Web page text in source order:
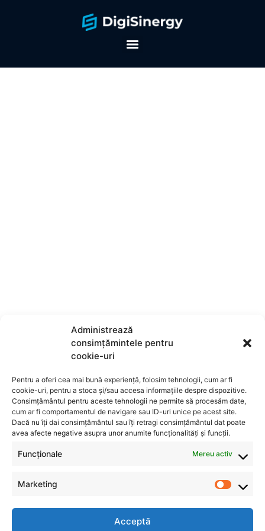
Administrează
consimțămintele pentru
cookie-uri
Pentru a oferi cea mai bună experiență, folosim tehnologii, cum ar fi
cookie-uri, pentru a stoca și/sau accesa informațiile despre dispozitive.
Consimțământul pentru aceste tehnologii ne permite să procesăm date,
cum ar fi comportamentul de navigare sau ID-uri unice pe acest site.
Dacă nu îți dai consimțământul sau îți retragi consimțământul dat poate
avea afecte negative asupra unor anumite funcționalități și funcții.
Funcționale Mereu activ
Marketing
Acceptă